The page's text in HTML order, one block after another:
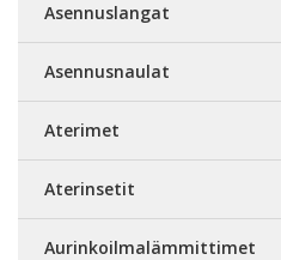
Asennuslangat
Asennusnaulat
Aterimet
Aterinsetit
Aurinkoilmalämmittimet